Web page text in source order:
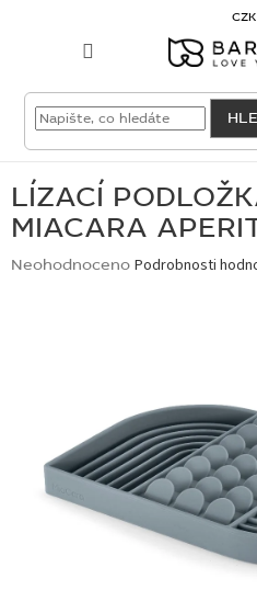
CZK
VELKOODBĚRATEL
PSY
KOČKY
OUTLET
SKLADOVKY
LÍZACÍ
MIACARA
Průměrné
Neohodnoceno Podrobnosti